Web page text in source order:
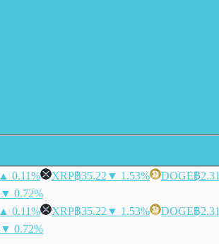
▲ 0.11% XRP฿35.22 ▼ 1.53% DOGE฿2.31
▼ 0.72%
▲ 0.11% XRP฿35.22 ▼ 1.53% DOGE฿2.31
▼ 0.72%